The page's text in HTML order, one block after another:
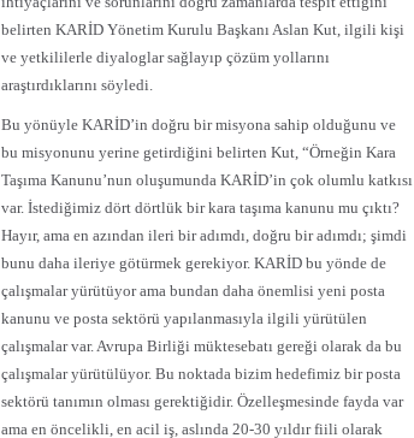
belirten KARİD Yönetim Kurulu Başkanı Aslan Kut, ilgili kişi
ve yetkililerle diyaloglar sağlayıp çözüm yollarını
araştırdıklarını söyledi.
Bu yönüyle KARİD’in doğru bir misyona sahip olduğunu ve
bu misyonunu yerine getirdiğini belirten Kut, “Örneğin Kara
Taşıma Kanunu’nun oluşumunda KARİD’in çok olumlu katkısı
var. İstediğimiz dört dörtlük bir kara taşıma kanunu mu çıktı?
Hayır, ama en azından ileri bir adımdı, doğru bir adımdı; şimdi
bunu daha ileriye götürmek gerekiyor. KARİD bu yönde de
çalışmalar yürütüyor ama bundan daha önemlisi yeni posta
kanunu ve posta sektörü yapılanmasıyla ilgili yürütülen
çalışmalar var. Avrupa Birliği müktesebatı gereği olarak da bu
çalışmalar yürütülüyor. Bu noktada bizim hedefimiz bir posta
sektörü tanımın olması gerektiğidir. Özelleşmesinde fayda var
ama en öncelikli, en acil iş, aslında 20-30 yıldır fiili olarak